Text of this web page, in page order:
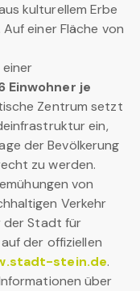
kulturellem Erbe
einer Fläche von
Einwohner je
Zentrum setzt
ein,
der Bevölkerung
zu werden.
von
Verkehr
der Stadt für
der offiziellen
stein.de.
über